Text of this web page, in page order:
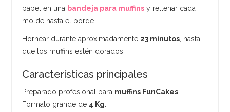
papel en una bandeja para muffins y rellenar cada
molde hasta el borde.
Hornear durante aproximadamente 23 minutos , hasta
que los muffins estén dorados.
Características principales
Preparado profesional para muffins FunCakes
Formato grande de 4 Kg